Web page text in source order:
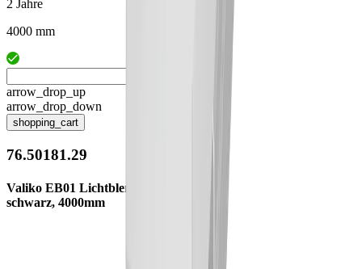
2 Jahre
4000 mm
arrow_drop_up
arrow_drop_down
shopping_cart
76.50181.29
Valiko EB01 Lichtblende
schwarz, 4000mm